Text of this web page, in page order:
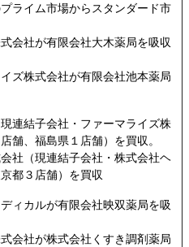
ライム市場からスタンダード市
会社が有限会社大木薬局を吸収
ズ株式会社が有限会社池本薬局
連結子会社・ファーマライズ株
舗、福島県１店舗）を買収。
社（現連結子会社・株式会社ヘ
都３店舗）を買収
ィカルが有限会社映双薬局を吸
会社が株式会社くすき調剤薬局